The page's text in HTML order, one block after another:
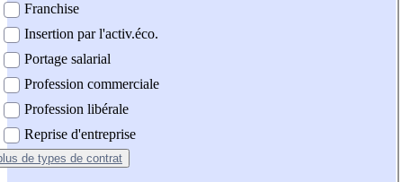
Franchise
Insertion par l'activ.éco.
Portage salarial
Profession commerciale
Profession libérale
Reprise d'entreprise
de types de contrat